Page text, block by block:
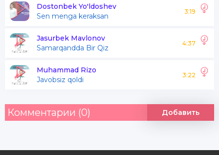
Nozi qoldi yuragimda
Yodi qoldi so`rog`imda
Nolayu firog`imda
Nozi qoldi yuragimda
Nolayu firog`imda
Dostonbek Yo'ldoshev
Sen menga keraksan
3:19
Jasurbek Mavlonov
Samarqandda Bir Qiz
4:37
Muhammad Rizo
Javobsiz qoldi
3:22
Комментарии (0) Добавить